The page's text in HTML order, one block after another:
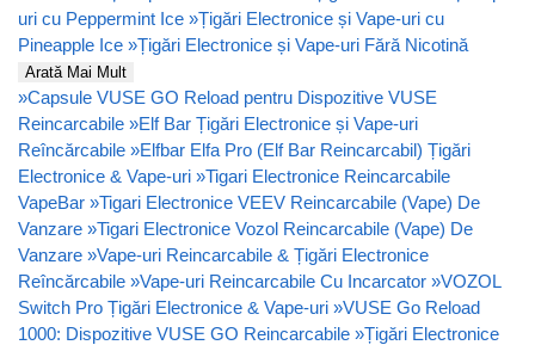
uri cu Peppermint Ice »Țigări Electronice și Vape-uri cu
Pineapple Ice »Țigări Electronice și Vape-uri Fără Nicotină
Arată Mai Mult
»Capsule VUSE GO Reload pentru Dispozitive VUSE
Reincarcabile »Elf Bar Țigări Electronice și Vape-uri
Reîncărcabile »Elfbar Elfa Pro (Elf Bar Reincarcabil) Țigări
Electronice & Vape-uri »Tigari Electronice Reincarcabile
VapeBar »Tigari Electronice VEEV Reincarcabile (Vape) De
Vanzare »Tigari Electronice Vozol Reincarcabile (Vape) De
Vanzare »Vape-uri Reincarcabile & Țigări Electronice
Reîncărcabile »Vape-uri Reincarcabile Cu Incarcator »VOZOL
Switch Pro Țigări Electronice & Vape-uri »VUSE Go Reload
1000: Dispozitive VUSE GO Reincarcabile »Țigări Electronice